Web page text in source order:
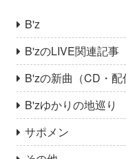
B'z
B'zのLIVE関連記事
B'zの新曲（CD・
B'zゆかりの地巡り
サポメン